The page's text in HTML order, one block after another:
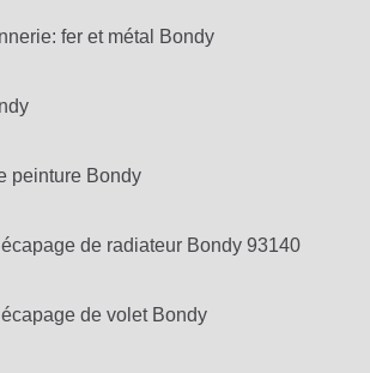
fer et métal Bondy
peinture Bondy
de radiateur Bondy 93140
de volet Bondy